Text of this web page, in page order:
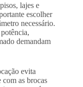
lajes e
escolher
necessário.
demandam
evita
com as brocas